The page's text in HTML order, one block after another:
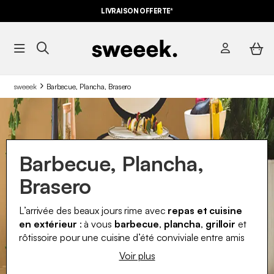
LIVRAISON OFFERTE*
sweeek Barbecue, Plancha, Brasero
Barbecue, Plancha,
Brasero
L’arrivée des beaux jours rime avec repas et cuisine
en extérieur : à vous barbecue, plancha, grilloir et
rôtissoire pour une cuisine d’été conviviale entre amis
ou en famille sur votre terrasse ou dans votre jardin.
Pour ce faire, sweeek vous propose une sélection au
Voir plus